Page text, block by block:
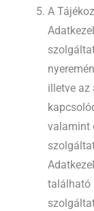
A
illetve az
valamint
található